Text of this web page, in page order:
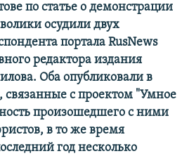
по статье о демонстрации
осудили двух
портала RusNews
редактора издания
Оба опубликовали в
связанные с проектом "Умное
произошедшего с ними
в то же время
год несколько